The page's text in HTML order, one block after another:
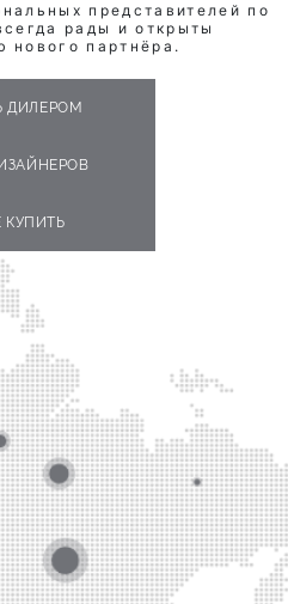
представителей по
рады и открыты
нового партнёра.
ДИЛЕРОМ
КУПИТЬ